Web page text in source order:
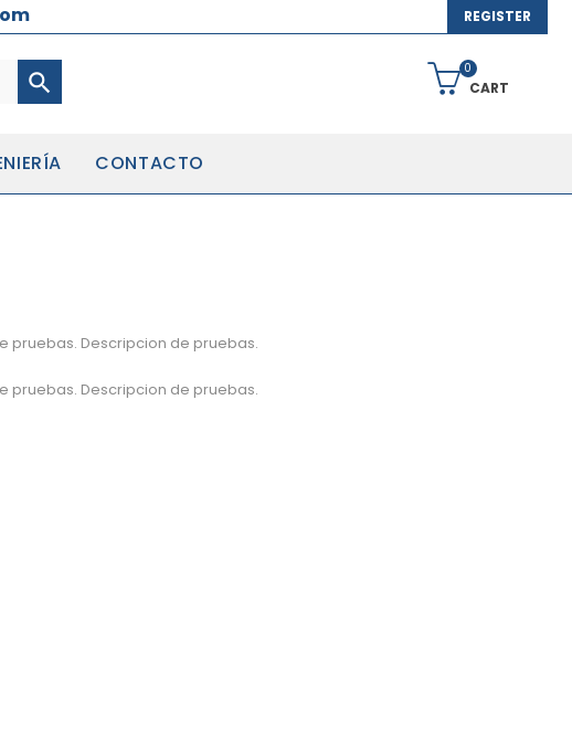
REGISTER
search
0
CART
CONTACTO
pruebas. Descripcion de pruebas.
pruebas. Descripcion de pruebas.